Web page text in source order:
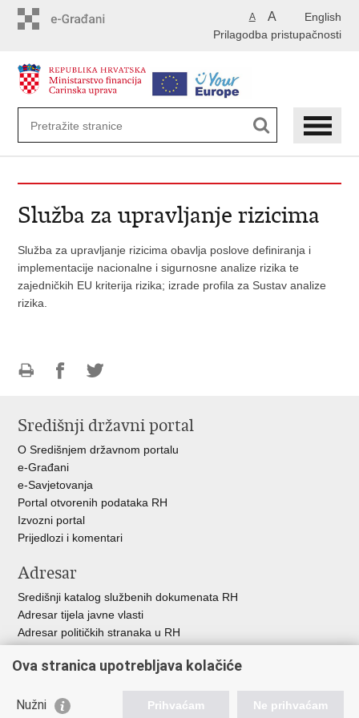
English
A A
Prilagodba pristupačnosti
Služba za upravljanje rizicima
Služba za upravljanje rizicima obavlja poslove definiranja i
implementacije nacionalne i sigurnosne analize rizika te
zajedničkih EU kriterija rizika; izrade profila za Sustav analize
rizika.
FacebookuTwitteru
Središnji državni portal
O Središnjem državnom portalu
e-Građani
e-Savjetovanja
Portal otvorenih podataka RH
Izvozni portal
Prijedlozi i komentari
Adresar
Središnji katalog službenih dokumenata RH
Adresar tijela javne vlasti
Adresar političkih stranaka u RH
Besplatni telefoni javne uprave
Ova stranica upotrebljava kolačiće
Nužni Prihvaćam Ne prihvaćam